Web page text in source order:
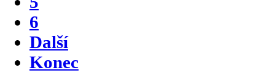
6
Další
Konec